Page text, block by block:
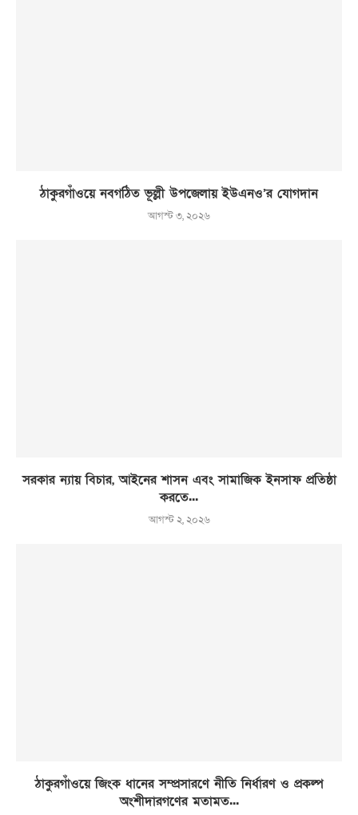
ঠাকুরগাঁওয়ে নবগঠিত ভূল্লী উপজেলায় ইউএনও’র যোগদান
আগস্ট ৩, ২০২৬
সরকার ন্যায় বিচার, আইনের শাসন এবং সামাজিক ইনসাফ প্রতিষ্ঠা
করতে...
আগস্ট ২, ২০২৬
ঠাকুরগাঁওয়ে জিংক ধানের সম্প্রসারণে নীতি নির্ধারণ ও প্রকল্প
অংশীদারগণের মতামত...